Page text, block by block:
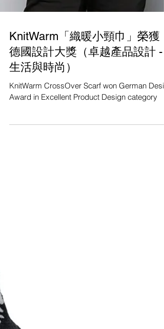
KnitWarm「織暖小頸巾」榮獲